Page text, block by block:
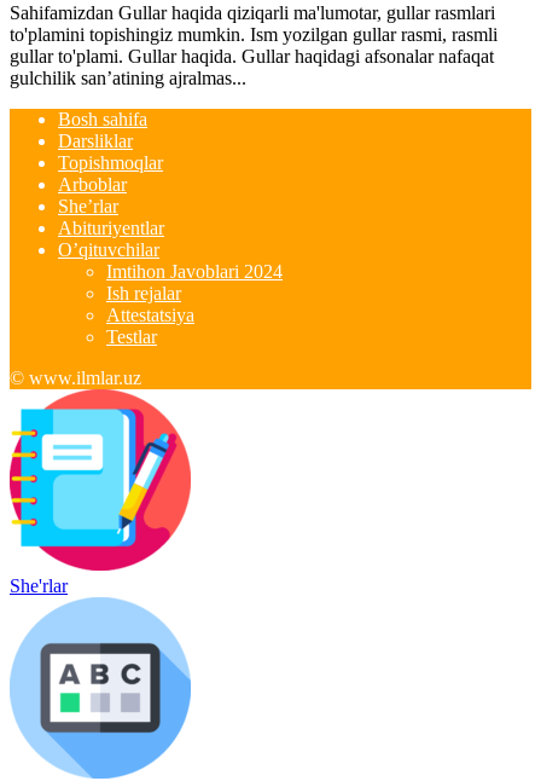
Sahifamizdan Gullar haqida qiziqarli ma'lumotar, gullar rasmlari
to'plamini topishingiz mumkin. Ism yozilgan gullar rasmi, rasmli
gullar to'plami. Gullar haqida. Gullar haqidagi afsonalar nafaqat
gulchilik san’atining ajralmas...
Bosh sahifa
Darsliklar
Topishmoqlar
Arboblar
She’rlar
Abituriyentlar
O’qituvchilar
Imtihon Javoblari 2024
Ish rejalar
Attestatsiya
Testlar
© www.ilmlar.uz
She'rlar